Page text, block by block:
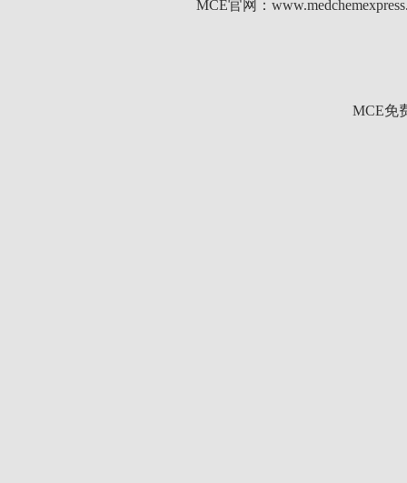
MCE官网：
MCE免